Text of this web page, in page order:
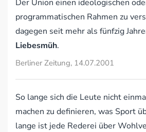
Der Union einen ideologischen
programmatischen Rahmen zu
dagegen seit mehr als fünfzig
Liebesmüh.
Berliner Zeitung, 14.07.2001
So lange sich die Leute nicht
machen zu definieren, was Sport
lange ist jede Rederei über